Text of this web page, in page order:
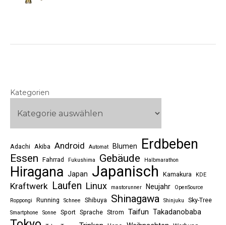
Kategorien
Adachi Akiba Android Automat Blumen Erdbeben
Essen Fahrrad Fukushima Gebäude Halbmarathon
Hiragana Japan Japanisch Kamakura KDE
Kraftwerk Laufen Linux mastorunner Neujahr
OpenSource
Roppongi
Running Schnee Shibuya Shinagawa Shinjuku Sky-Tree
Smartphone Sonne Sport Sprache Strom Taifun Takadanobaba